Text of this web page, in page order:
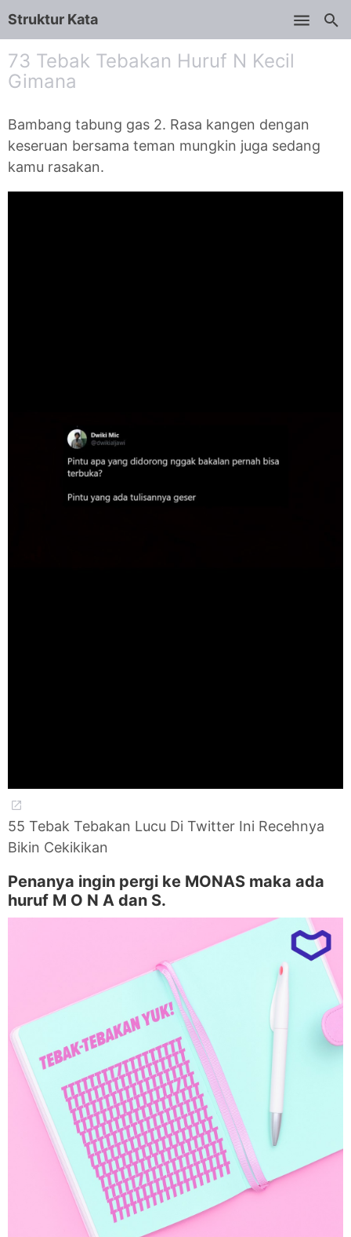
Struktur Kata
73 Tebak Tebakan Huruf N Kecil
Gimana
Bambang tabung gas 2. Rasa kangen dengan
keseruan bersama teman mungkin juga sedang
kamu rasakan.
55 Tebak Tebakan Lucu Di Twitter Ini Recehnya
Bikin Cekikikan
Penanya ingin pergi ke MONAS maka ada
huruf M O N A dan S.